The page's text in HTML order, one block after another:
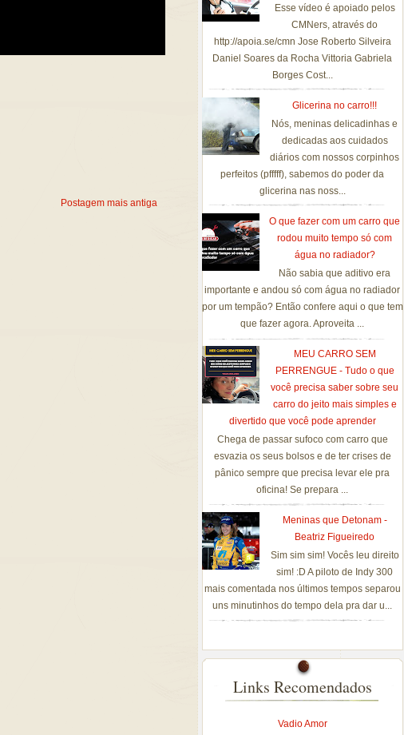
Postagem mais antiga
Esse vídeo é apoiado pelos
CMNers, através do
http://apoia.se/cmn Jose Roberto Silveira
Daniel Soares da Rocha Vittoria Gabriela
Borges Cost...
Glicerina no carro!!!
Nós, meninas delicadinhas e
dedicadas aos cuidados
diários com nossos corpinhos
perfeitos (pfffff), sabemos do poder da
glicerina nas noss...
O que fazer com um carro que
rodou muito tempo só com
água no radiador?
Não sabia que aditivo era
importante e andou só com água no radiador
por um tempão? Então confere aqui o que tem
que fazer agora. Aproveita ...
MEU CARRO SEM
PERRENGUE - Tudo o que
você precisa saber sobre seu
carro do jeito mais simples e
divertido que você pode aprender
Chega de passar sufoco com carro que
esvazia os seus bolsos e de ter crises de
pânico sempre que precisa levar ele pra
oficina! Se prepara ...
Meninas que Detonam -
Beatriz Figueiredo
Sim sim sim! Vocês leu direito
sim! :D A piloto de Indy 300
mais comentada nos últimos tempos separou
uns minutinhos do tempo dela pra dar u...
Links Recomendados
Vadio Amor